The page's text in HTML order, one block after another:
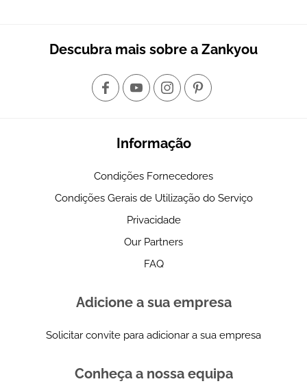
Descubra mais sobre a Zankyou
Informação
Condições Fornecedores
Condições Gerais de Utilização do Serviço
Privacidade
Our Partners
FAQ
Adicione a sua empresa
Solicitar convite para adicionar a sua empresa
Conheça a nossa equipa